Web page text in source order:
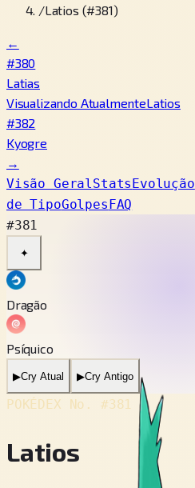
/Latios (#381)
←
#380
Latias
Visualizando AtualmenteLatios
#382
Kyogre
→
Visão GeralStatsEvolução
de TipoGolpesFAQ
#381
✦
Dragão
Psíquico
▶Cry Atual ▶Cry Antigo
POKÉDEX No. #381
Latios